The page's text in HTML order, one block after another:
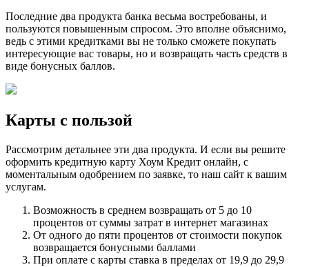
Последние два продукта банка весьма востребованы, и
пользуются повышенным спросом. Это вполне объяснимо,
ведь с этими кредитками вы не только сможете покупать
интересующие вас товары, но и возвращать часть средств в
виде бонусных баллов.
Карты с пользой
Рассмотрим детальнее эти два продукта. И если вы решите
оформить кредитную карту Хоум Кредит онлайн, с
моментальным одобрением по заявке, то наш сайт к вашим
услугам.
Возможность в среднем возвращать от 5 до 10
процентов от суммы затрат в интернет магазинах
От одного до пяти процентов от стоимости покупок
возвращается бонусными баллами
При оплате с карты ставка в пределах от 19,9 до 29,9